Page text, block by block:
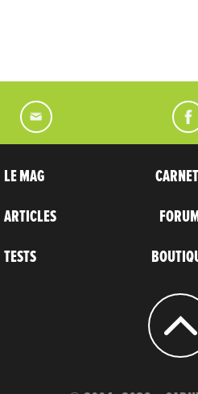
LE MAG
ARTICLES
TESTS
FORUM